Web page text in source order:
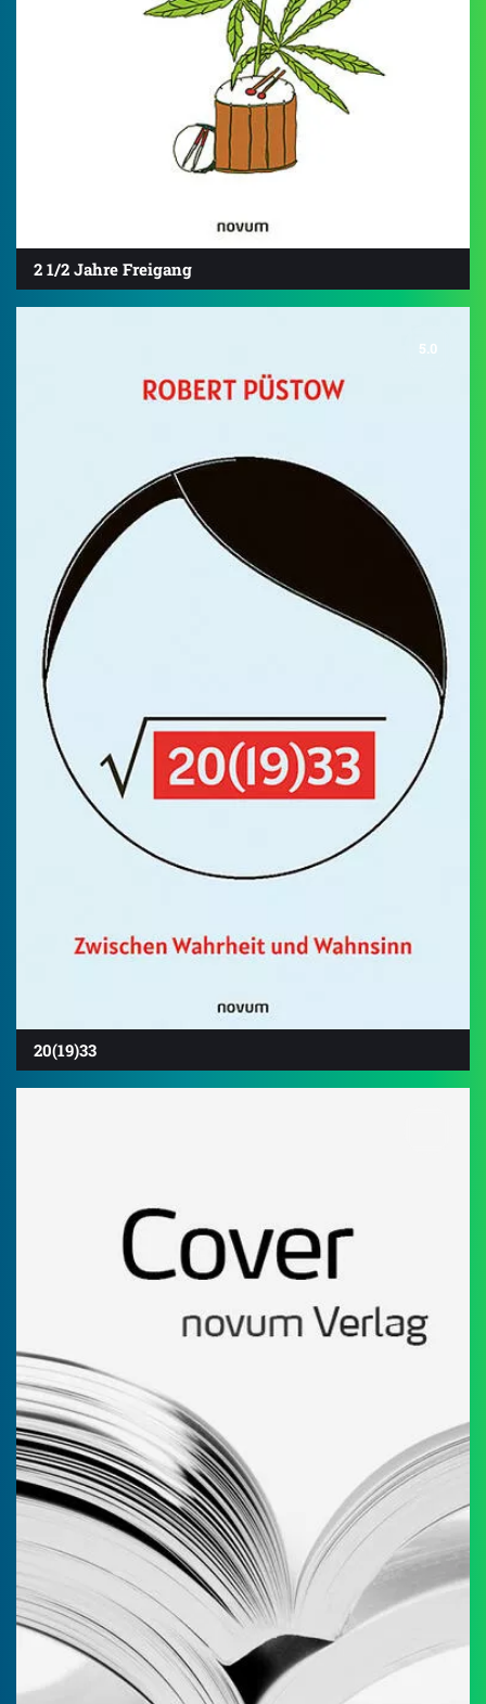
2 1/2 Jahre Freigang
5.0
20(19)33